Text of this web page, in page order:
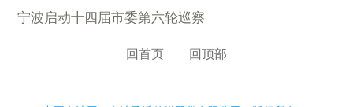
宁波启动十四届市委第六轮巡察
回首页 回顶部